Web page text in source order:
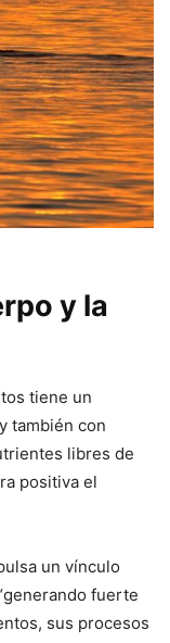
y la
tiene un
también con
libres de
positiva el
un vínculo
fuerte
sus procesos